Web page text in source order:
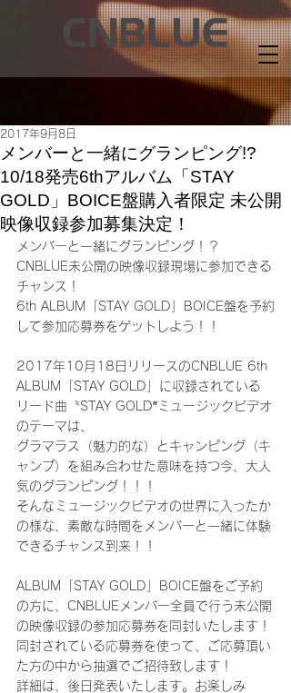
メンバーと一緒にグランピング!?
10/18発売6thアルバム「STAY
GOLD」BOICE盤購入者限定 未公開
映像収録参加募集決定！
2017年9月8日
メンバーと一緒にグランピング！？
CNBLUE未公開の映像収録現場に参加できる
チャンス！
6th ALBUM「STAY GOLD」BOICE盤を予約
して参加応募券をゲットしよう！！
2017年10月18日リリースのCNBLUE 6th
ALBUM「STAY GOLD」に収録されている
リード曲〝STAY GOLD″ミュージックビデオ
のテーマは、
グラマラス（魅力的な）とキャンピング（キ
ャンプ）を組み合わせた意味を持つ今、大人
気のグランピング！！！
そんなミュージックビデオの世界に入ったか
の様な、素敵な時間をメンバーと一緒に体験
できるチャンス到来！！
ALBUM「STAY GOLD」BOICE盤をご予約
の方に、CNBLUEメンバー全員で行う未公開
の映像収録の参加応募券を同封いたします！
同封されている応募券を使って、ご応募頂い
た方の中から抽選でご招待致します！
詳細は、後日発表いたします。お楽しみ